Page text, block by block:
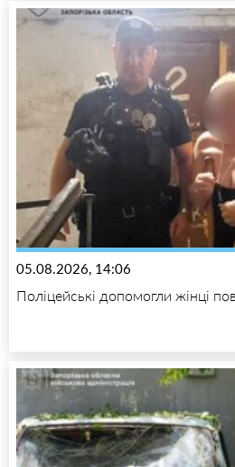
05.08.2026, 14:06
Поліцейські допомогли жінці